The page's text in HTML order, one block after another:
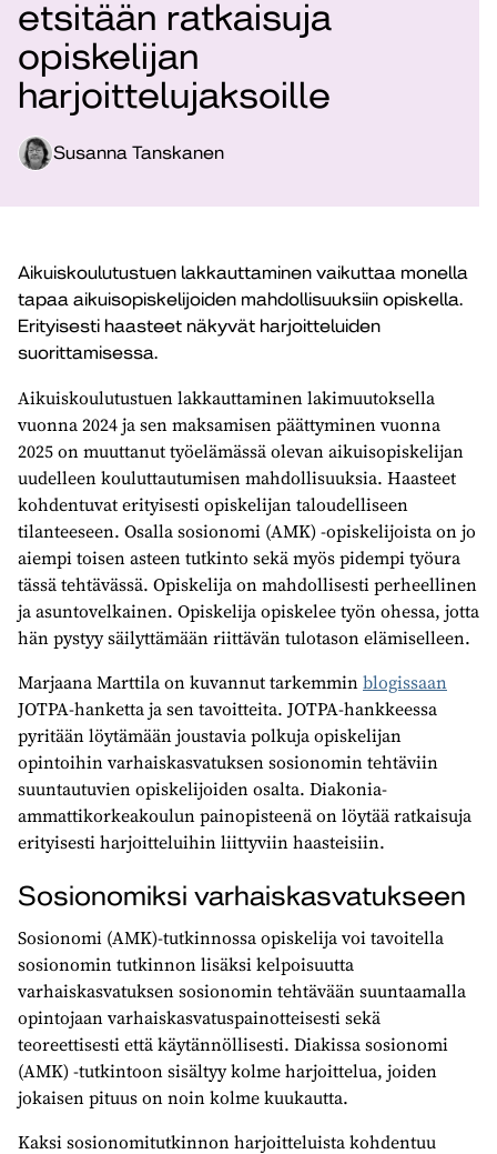
etsitään ratkaisuja
opiskelijan
harjoittelujaksoille
Susanna Tanskanen
Aikuiskoulutustuen lakkauttaminen vaikuttaa monella
tapaa aikuisopiskelijoiden mahdollisuuksiin opiskella.
Erityisesti haasteet näkyvät harjoitteluiden
suorittamisessa.
Aikuiskoulutustuen lakkauttaminen lakimuutoksella
vuonna 2024 ja sen maksamisen päättyminen vuonna
2025 on muuttanut työelämässä olevan aikuisopiskelijan
uudelleen kouluttautumisen mahdollisuuksia. Haasteet
kohdentuvat erityisesti opiskelijan taloudelliseen
tilanteeseen. Osalla sosionomi (AMK) -opiskelijoista on jo
aiempi toisen asteen tutkinto sekä myös pidempi työura
tässä tehtävässä. Opiskelija on mahdollisesti perheellinen
ja asuntovelkainen. Opiskelija opiskelee työn ohessa, jotta
hän pystyy säilyttämään riittävän tulotason elämiselleen.
Marjaana Marttila on kuvannut tarkemminblogissaan
JOTPA-hanketta ja sen tavoitteita. JOTPA-hankkeessa
pyritään löytämään joustavia polkuja opiskelijan
opintoihin varhaiskasvatuksen sosionomin tehtäviin
suuntautuvien opiskelijoiden osalta. Diakonia-
ammattikorkeakoulun painopisteenä on löytää ratkaisuja
erityisesti harjoitteluihin liittyviin haasteisiin.
Sosionomiksi varhaiskasvatukseen
Sosionomi (AMK)-tutkinnossa opiskelija voi tavoitella
sosionomin tutkinnon lisäksi kelpoisuutta
varhaiskasvatuksen sosionomin tehtävään suuntaamalla
opintojaan varhaiskasvatuspainotteisesti sekä
teoreettisesti että käytännöllisesti. Diakissa sosionomi
(AMK) -tutkintoon sisältyy kolme harjoittelua, joiden
jokaisen pituus on noin kolme kuukautta.
Kaksi sosionomitutkinnon harjoitteluista kohdentuu